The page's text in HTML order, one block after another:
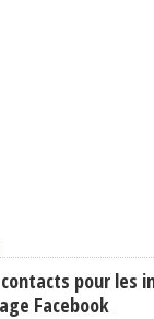
pour les
Facebook